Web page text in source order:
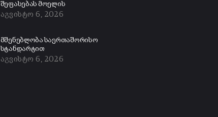
შეფასებას მოელის
აგვისტო 6, 2026
მშენებლობა საერთაშორისო
სტანდარტით
აგვისტო 6, 2026